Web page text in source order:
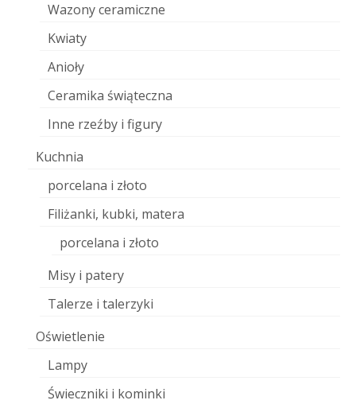
Wazony ceramiczne
Kwiaty
Anioły
Ceramika świąteczna
Inne rzeźby i figury
Kuchnia
porcelana i złoto
Filiżanki, kubki, matera
porcelana i złoto
Misy i patery
Talerze i talerzyki
Oświetlenie
Lampy
Świeczniki i kominki